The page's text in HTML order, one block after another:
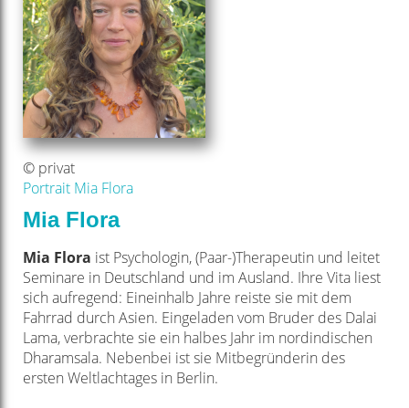
© privat
Portrait Mia Flora
Mia Flora
Mia Flora ist Psychologin, (Paar­-)Therapeutin und leitet
Seminare in Deutschland und im Ausland. Ihre Vita liest
sich aufregend: Eineinhalb Jahre reiste sie mit dem
Fahrrad durch Asien. Eingeladen vom Bruder des Dalai
Lama, verbrachte sie ein halbes Jahr im nordindischen
Dharamsala. Nebenbei ist sie Mitbegründerin des
ersten Weltlachtages in Berlin.